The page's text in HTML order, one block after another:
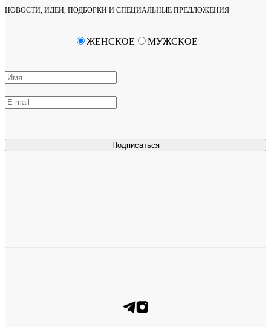
НОВОСТИ, ИДЕИ, ПОДБОРКИ И СПЕЦИАЛЬНЫЕ ПРЕДЛОЖЕНИЯ
Подписаться
ЖЕНСКОЕ МУЖСКОЕ